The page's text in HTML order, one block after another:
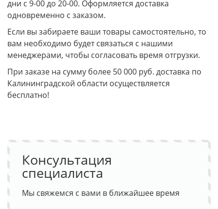
дни с 9-00 до 20-00. Оформляется доставка
одновременно с заказом.
Если вы забираете ваши товары самостоятельно, то
вам необходимо будет связаться с нашими
менеджерами, чтобы согласовать время отгрузки.
При заказе на сумму более 50 000 руб. доставка по
Калининградской области осуществляется
бесплатно!
Консультация
специалиста
Мы свяжемся с вами в ближайшее время